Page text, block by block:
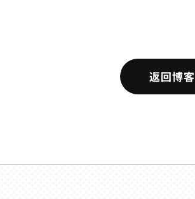
返回博客